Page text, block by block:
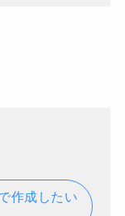
作成したい